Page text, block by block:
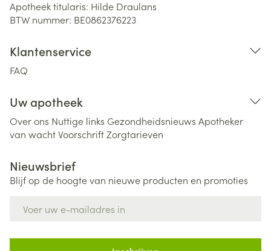
Apotheek titularis: Hilde Draulans
BTW nummer: BE0862376223
Klantenservice
FAQ
Uw apotheek
Over ons Nuttige links Gezondheidsnieuws Apotheker
van wachtVoorschriftZorgtarieven
Nieuwsbrief
Blijf op de hoogte van nieuwe producten en promoties